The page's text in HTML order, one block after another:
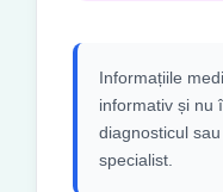
Informațiile
informativ și nu
diagnosticul
specialist.